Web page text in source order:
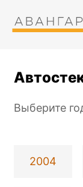
Выберите
2004